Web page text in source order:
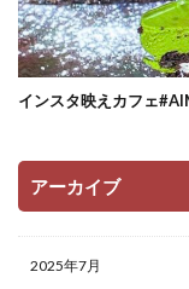
インスタ映えカフェ
アーカイブ
2025年7月